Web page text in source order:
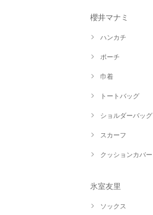
櫻井マナミ
ハンカチ
ポーチ
巾着
トートバッグ
ショルダーバッグ
スカーフ
クッションカバー
氷室友里
ソックス